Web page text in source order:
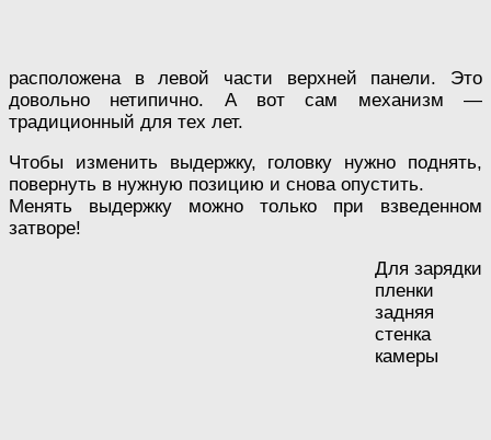
расположена в левой части верхней панели. Это
довольно нетипично. А вот сам механизм —
традиционный для тех лет.
Чтобы изменить выдержку, головку нужно поднять,
повернуть в нужную позицию и снова опустить.
Менять выдержку можно только при взведенном
затворе!
Для зарядки
пленки
задняя
стенка
камеры